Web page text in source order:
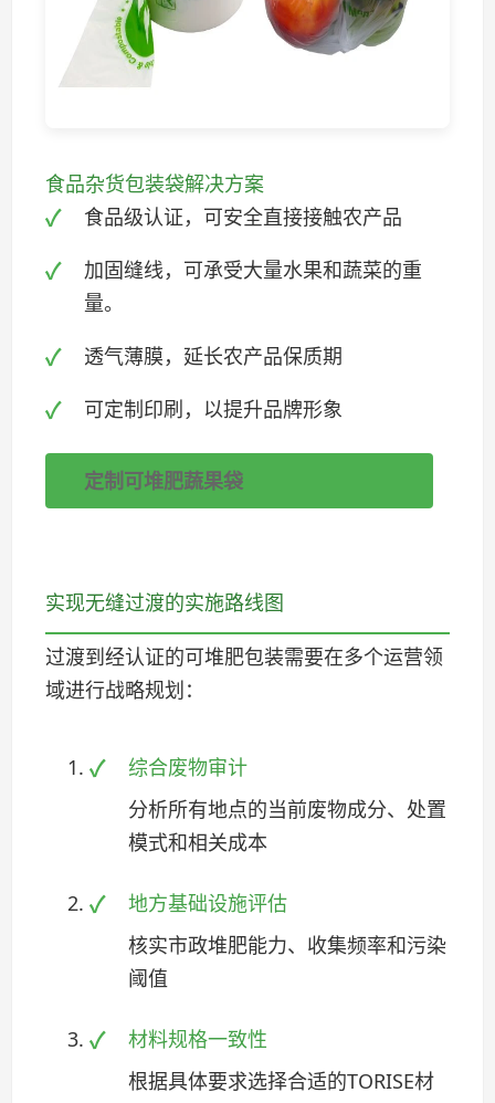
食品杂货包装袋解决方案
食品级认证，可安全直接接触农产品
加固缝线，可承受大量水果和蔬菜的重
量。
透气薄膜，延长农产品保质期
可定制印刷，以提升品牌形象
定制可堆肥蔬果袋
实现无缝过渡的实施路线图
过渡到经认证的可堆肥包装需要在多个运营领
域进行战略规划：
综合废物审计
分析所有地点的当前废物成分、处置
模式和相关成本
地方基础设施评估
核实市政堆肥能力、收集频率和污染
阈值
材料规格一致性
根据具体要求选择合适的TORISE材